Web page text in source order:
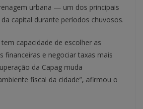
urbana — um dos principais
capital durante períodos chuvosos.
capacidade de escolher as
financeiras e negociar taxas mais
da Capag muda
fiscal da cidade”, afirmou o